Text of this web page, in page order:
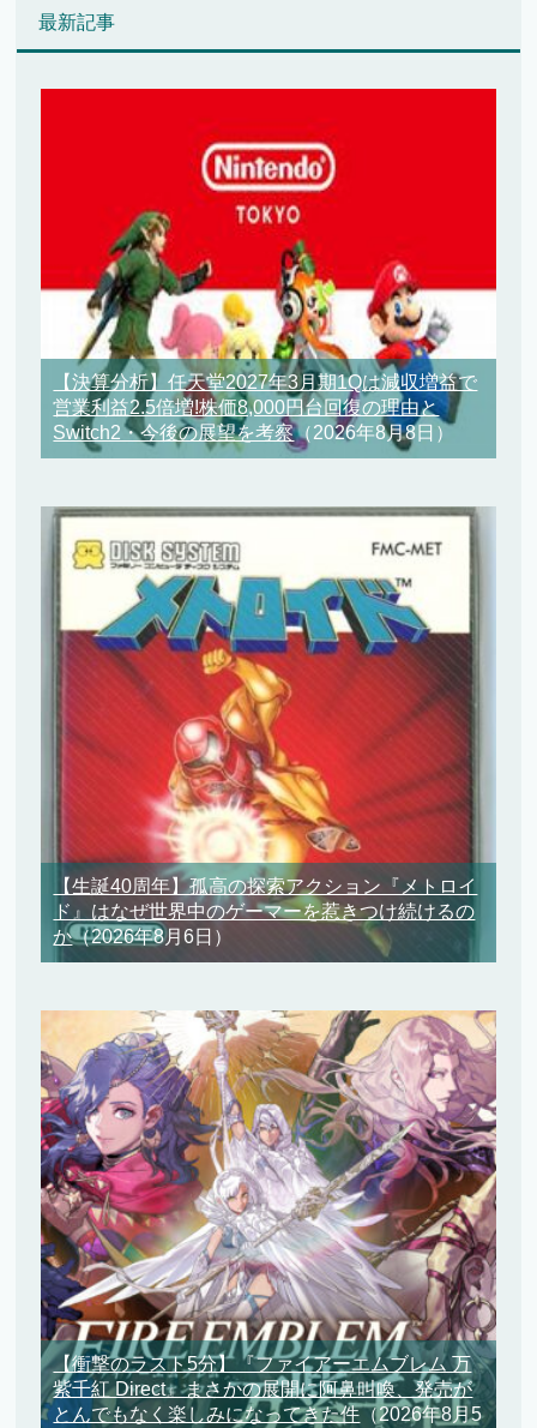
最新記事
【決算分析】任天堂2027年3月期1Qは減収増益で
営業利益2.5倍増!株価8,000円台回復の理由と
Switch2・今後の展望を考察（2026年8月8日）
【生誕40周年】孤高の探索アクション『メトロイ
ド』はなぜ世界中のゲーマーを惹きつけ続けるの
か（2026年8月6日）
【衝撃のラスト5分】『ファイアーエムブレム 万
紫千紅 Direct』まさかの展開に阿鼻叫喚、発売が
とんでもなく楽しみになってきた件（2026年8月5